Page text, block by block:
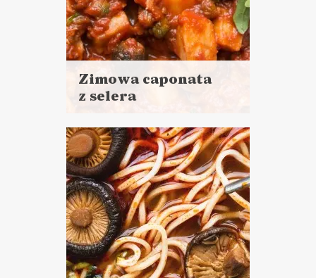
Zimowa caponata
z selera
więcej
Czas przygotowania:
do 45 minut
DANIA GŁÓWNE
LUNCHE DO PRACY
ZIMOWE LUNCHE DO
PRACY ❄️